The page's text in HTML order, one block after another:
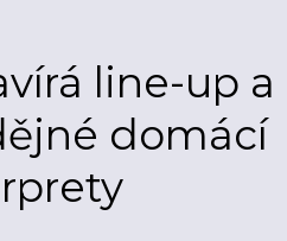
line-up a
domácí